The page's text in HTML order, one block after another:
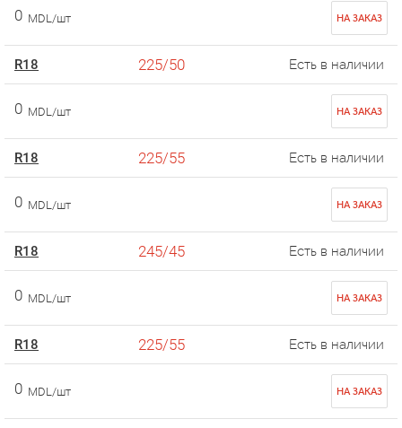
0 MDL/шт НА ЗАКАЗ
R18 225/50 Есть в наличии
0 MDL/шт НА ЗАКАЗ
R18 225/55 Есть в наличии
0 MDL/шт НА ЗАКАЗ
R18 245/45 Есть в наличии
0 MDL/шт НА ЗАКАЗ
R18 225/55 Есть в наличии
0 MDL/шт НА ЗАКАЗ